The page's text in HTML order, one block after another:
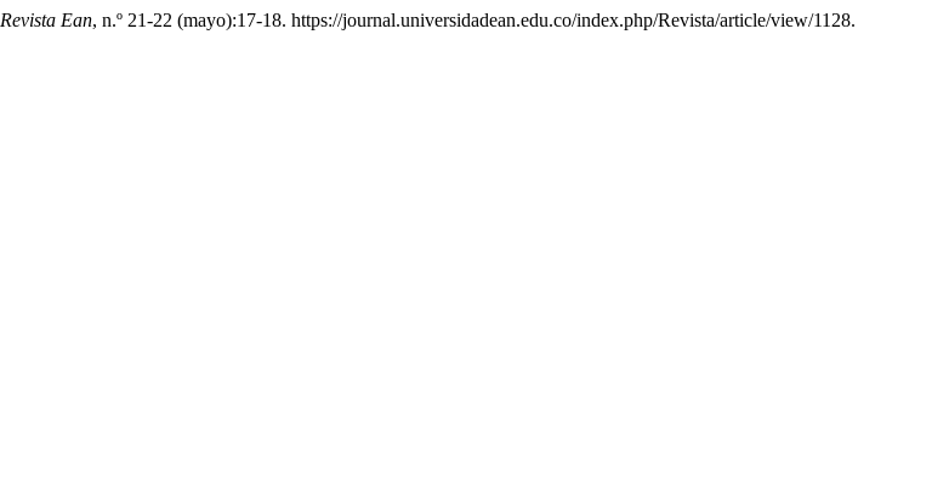
Revista Ean, n.º 21-22 (mayo):17-18. https://journal.universidadean.edu.co/index.php/Revista/article/view/1128.